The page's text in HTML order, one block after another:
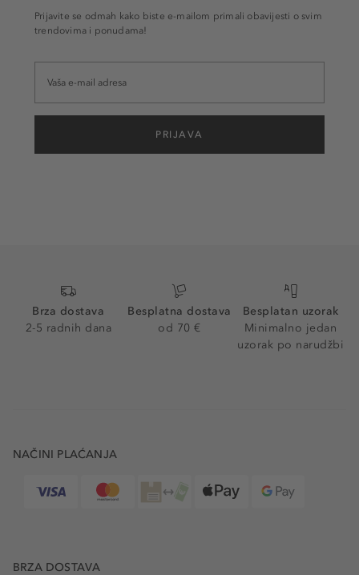
Prijavite se odmah kako biste e-mailom primali obavijesti o svim
trendovima i ponudama!
PRIJAVA
Brza dostava
2-5 radnih dana
Besplatna dostava
od 70 €
Besplatan uzorak
Minimalno jedan
uzorak po narudžbi
NAČINI PLAĆANJA
BRZA DOSTAVA